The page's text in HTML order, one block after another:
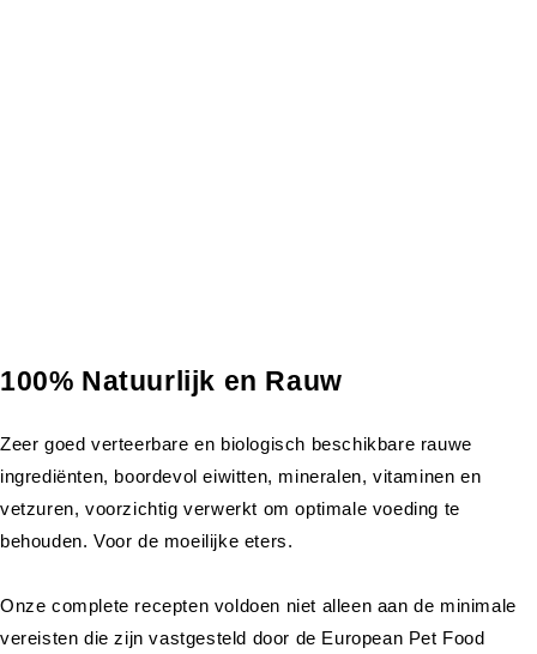
100% Natuurlijk en Rauw
Zeer goed verteerbare en biologisch beschikbare rauwe
ingrediënten, boordevol eiwitten, mineralen, vitaminen en
vetzuren, voorzichtig verwerkt om optimale voeding te
behouden. Voor de moeilijke eters.
Onze complete recepten voldoen niet alleen aan de minimale
vereisten die zijn vastgesteld door de European Pet Food